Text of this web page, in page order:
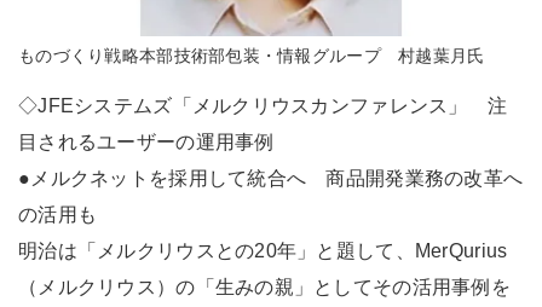
ものづくり戦略本部技術部包装・情報グループ 村越葉月氏
◇JFEシステムズ「メルクリウスカンファレンス」 注
目されるユーザーの運用事例
●メルクネットを採用して統合へ 商品開発業務の改革へ
の活用も
明治は「メルクリウスとの20年」と題して、MerQurius
（メルクリウス）の「生みの親」としてその活用事例を